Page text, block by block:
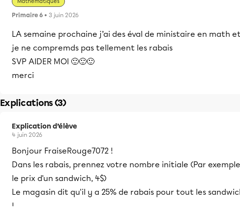
Primaire 6 • 3 juin 2026
LA semaine prochaine j’ai des éval de ministaire en math et
je ne compremds pas tellement les rabais
SVP AIDER MOI 🙂🙂🙂
merci
Explications (3)
Explication d’élève
4 juin 2026
Bonjour FraiseRouge7072 !
Dans les rabais, prennez votre nombre initiale (Par
le prix d'un sandwich, 4$)
Le magasin dit qu'il y a 25% de rabais pour tout les